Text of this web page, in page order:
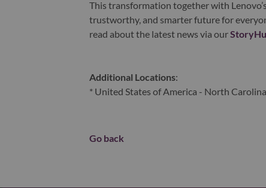
This transformation together with
trustworthy, and smarter future for
read about the latest news via our
Additional Locations:
* United States of America - North
Go back